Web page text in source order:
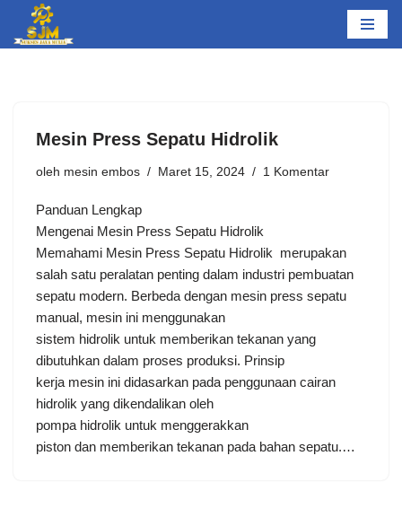
Lompat
Mesin Press Sepatu Hidrolik
oleh mesin embos Maret 15, 2024 1 Komentar
Panduan Lengkap
Mengenai Mesin Press Sepatu Hidrolik
Memahami Mesin Press Sepatu Hidrolik merupakan
salah satu peralatan penting dalam industri pembuatan
sepatu modern. Berbeda dengan mesin press sepatu
manual, mesin ini menggunakan
sistem hidrolik untuk memberikan tekanan yang
dibutuhkan dalam proses produksi. Prinsip
kerja mesin ini didasarkan pada penggunaan cairan
hidrolik yang dikendalikan oleh
pompa hidrolik untuk menggerakkan
piston dan memberikan tekanan pada bahan sepatu.…